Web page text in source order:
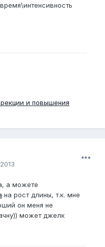
и повышения
а можете
на рост длины, т.к. мне
он меня не
может джелк